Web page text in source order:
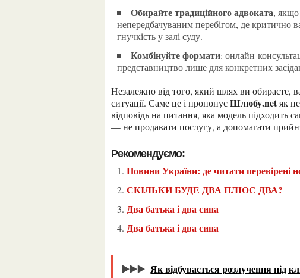
Обирайте традиційного адвоката, якщо
непередбачуваним перебігом, де критично
гнучкість у залі суду.
Комбінуйте формати: онлайн-
представництво лише для конкретних
Незалежно від того, який шлях ви обираєте, важливо починати з якісної правової оцінки своєї
ситуації. Саме це і пропонуєШлюбу.netяк
відповідь на питання, яка модель підходить
— не продавати послугу, а допомагати
Рекомендуємо:
Новини України: де читати перевірені
СКІЛЬКИ БУДЕ ДВА ПЛЮС ДВА?
Два батька і два сина
Два батька і два сина
▶️▶️▶️ Як відбувається розлучення під